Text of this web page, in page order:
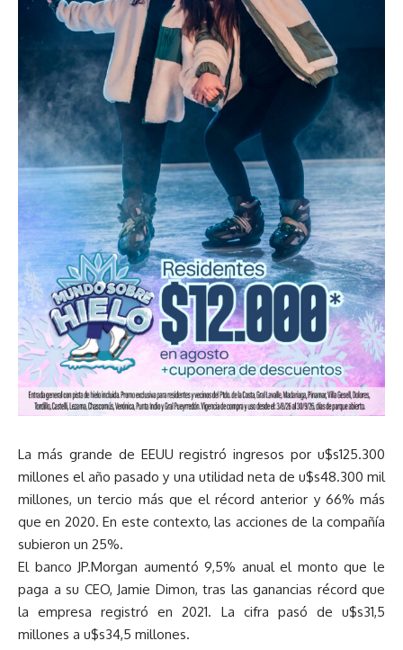
La más grande de EEUU registró ingresos por u$s125.300
millones el año pasado y una utilidad neta de u$s48.300 mil
millones, un tercio más que el récord anterior y 66% más
que en 2020. En este contexto, las acciones de la compañía
subieron un 25%.
El banco JP.Morgan aumentó 9,5% anual el monto que le
paga a su CEO, Jamie Dimon, tras las ganancias récord que
la empresa registró en 2021. La cifra pasó de u$s31,5
millones a u$s34,5 millones.